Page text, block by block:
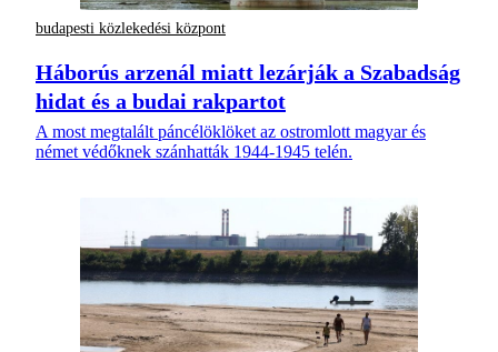
budapesti közlekedési központ
Háborús arzenál miatt lezárják a Szabadság
hidat és a budai rakpartot
A most megtalált páncélöklöket az ostromlott magyar és
német védőknek szánhatták 1944-1945 telén.